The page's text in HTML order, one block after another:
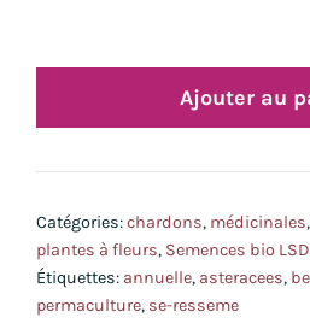
Ajouter au
Catégories:chardons, médicinales,
plantes à fleurs, Semences bio
Étiquettes: annuelle, asteracees,
permaculture, se-resseme